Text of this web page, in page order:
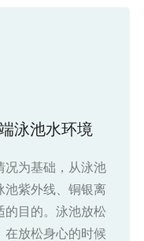
泳池水环境
况为基础，从泳池
池紫外线、铜银离
的目的。泳池放松
在放松身心的时候